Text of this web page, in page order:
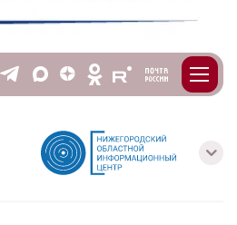
T X Z O E m
с